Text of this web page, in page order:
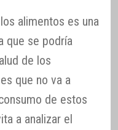
alimentos es una
que se podría
de los
que no va a
de estos
a analizar el